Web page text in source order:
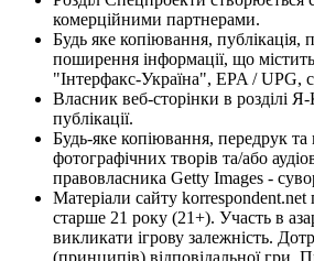
комерційними партнерами.
Будь яке копіювання, публікація,
поширення інформації, що
"Інтерфакс-Україна", EPA / UPG,
Власник веб-сторінки в розділі
публікації.
Будь-яке копіювання, передрук та
фотографічних творів та/або
правовласника Getty Images -
Матеріали сайту korrespondent.net
старше 21 року (21+). Участь в
викликати ігрову залежність.